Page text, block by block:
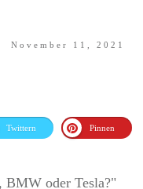
November 11, 2021
Twittern Pinnen
BMW oder Tesla?"